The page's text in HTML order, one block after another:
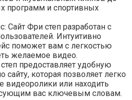
программ и спортивных
Сайт Фри степ разработан с
Интуитивно
поможет вам с легкостью
желаемое видео.
предоставляет удобную
которая позволяет легко
видеоролики или находить
вас ключевым словам.